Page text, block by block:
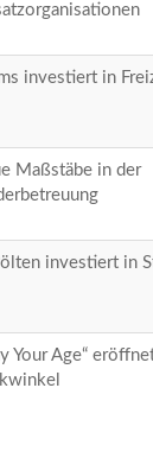
investiert in
Maßstäbe in der
investiert in
Your Age“